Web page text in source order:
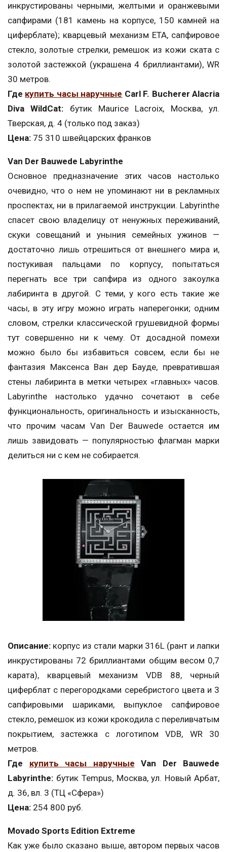
инкрустированы черными, желтыми и оранжевыми
сапфирами (181 камень на корпусе, 150 камней на
циферблате); кварцевый механизм ЕТА, сапфировое
стекло, золотые стрелки, ремешок из кожи ската c
золотой застежкой (украшена 4 бриллиантами), WR
30 метров.
Где купить часы наручные Carl F. Bucherer Alacria
Diva WildCat: бутик Maurice Lacroix, Москва, ул.
Тверская, д. 4 (только под заказ)
Цена: 75 310 швейцарских франков
Van Der Bauwede Labyrinthe
Основное предназначение этих часов настолько
очевидно, что о нем не упоминают ни в рекламных
проспектах, ни в прилагаемой инструкции. Labyrinthe
спасет свою владелицу от ненужных переживаний,
скуки совещаний и уныния семейных ужинов —
достаточно лишь отрешиться от внешнего мира и,
постукивая пальцами по корпусу, попытаться
перегнать все три сапфира из одного закоулка
лабиринта в другой. С теми, у кого есть такие же
часы, в эту игру можно играть наперегонки; одним
словом, стрелки классической грушевидной формы
тут совершенно ни к чему. От досадной помехи
можно было бы избавиться совсем, если бы не
фантазия Максенса Ван дер Бауде, превратившая
стены лабиринта в метки четырех «главных» часов.
Labyrinthe настолько удачно сочетают в себе
функциональность, оригинальность и изысканность,
что прочим часам Van Der Bauwede остается им
лишь завидовать — популярностью флагман марки
делиться ни с кем не собирается.
Описание: корпус из стали марки 316L (рант и лапки
инкрустированы 72 бриллиантами общим весом 0,7
карата), кварцевый механизм VDB 88, черный
циферблат с перегородками серебристого цвета и 3
сапфировыми шариками, выпуклое сапфировое
стекло, ремешок из кожи крокодила с переливчатым
покрытием, застежка с логотипом VDB, WR 30
метров.
Где купить часы наручные Van Der Bauwede
Labyrinthe: бутик Tempus, Москва, ул. Новый Арбат,
д. 36, вл. 3 (ТЦ «Сфера»)
Цена: 254 800 руб.
Movado Sports Edition Extreme
Как уже было сказано выше, автором первых часов